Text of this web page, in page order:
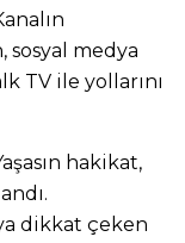
medya
TV ile yollarını
hakikat,
dikkat çeken